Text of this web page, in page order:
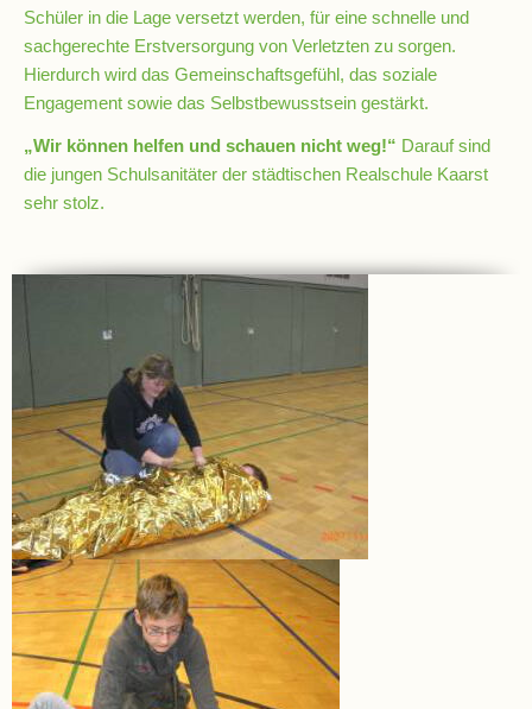
Schulchronik
Konzepte
Lehrer-
Raum-
Berufswahlvorbereitung
Hausaufgabenbetreuung
Digitalisierung
Streitschlichtung
Kompetenzteam
Seiteneinsteiger
Schüler in die Lage versetzt werden, für eine schnelle und
sachgerechte Erstversorgung von Verletzten zu sorgen.
Hierdurch wird das Gemeinschaftsgefühl, das soziale
Engagement sowie das Selbstbewusstsein gestärkt.
„Wir können helfen und schauen nicht weg!“ Darauf sind
die jungen Schulsanitäter der städtischen Realschule Kaarst
sehr stolz.